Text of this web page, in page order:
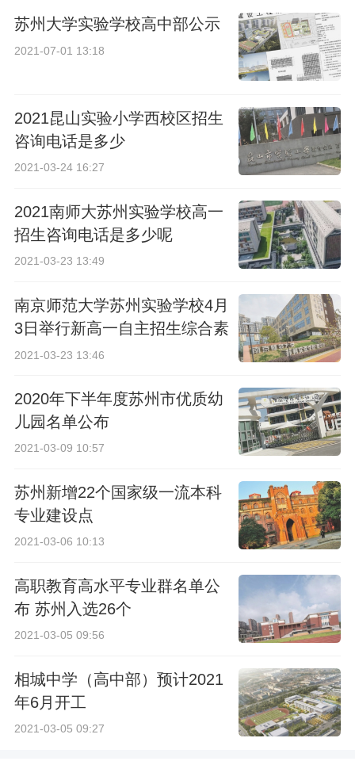
苏州大学实验学校高中部公示
2021-07-01 13:18
2021昆山实验小学西校区招生
咨询电话是多少
2021-03-24 16:27
2021南师大苏州实验学校高一
招生咨询电话是多少呢
2021-03-23 13:49
南京师范大学苏州实验学校4月
3日举行新高一自主招生综合素
质考查
2021-03-23 13:46
2020年下半年度苏州市优质幼
儿园名单公布
2021-03-09 10:57
苏州新增22个国家级一流本科
专业建设点
2021-03-06 10:13
高职教育高水平专业群名单公
布 苏州入选26个
2021-03-05 09:56
相城中学（高中部）预计2021
年6月开工
2021-03-05 09:27